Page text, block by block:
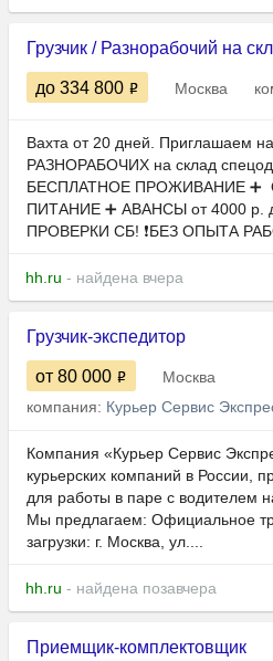
Грузчик / Разнорабочий на
до 334 800 Москва
Вахта от 20 дней. Приглашаем
РАЗНОРАБОЧИХ на склад
БЕСПЛАТНОЕ ПРОЖИВАНИЕ ➕
ПИТАНИЕ ➕ АВАНСЫ от 4000 р.
ПРОВЕРКИ СБ! ❗БЕЗ ОПЫТА
hh.ru - найдена вчера
Грузчик-экспедитор
от 80 000
Москва
компания: Курьер Сервис
Компания «Курьер Сервис
курьерских компаний в России,
для работы в паре с водителем
Мы предлагаем: Официальное
загрузки: г. Москва, ул....
hh.ru - найдена позавчера
Приемщик-комплектовщик